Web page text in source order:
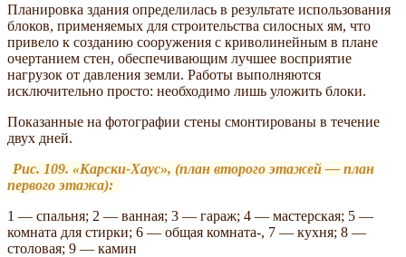
Планировка здания определилась в результате использования
блоков, применяемых для строительства силосных ям, что
привело к созданию сооружения с криволинейным в плане
очертанием стен, обеспечивающим лучшее восприятие
нагрузок от давления земли. Работы выполняются
исключительно просто: необходимо лишь уложить блоки.
Показанные на фотографии стены смонтированы в течение
двух дней.
Рис. 109. «Карски-Хаус», (план второго этажей — план
первого этажа):
1 — спальня; 2 — ванная; 3 — гараж; 4 — мастерская; 5 —
комната для стирки; 6 — общая комната-, 7 — кухня; 8 —
столовая; 9 — камин